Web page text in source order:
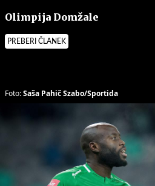
Olimpija Domžale
PREBERI ČLANEK
Foto:Saša Pahič Szabo/Sportida